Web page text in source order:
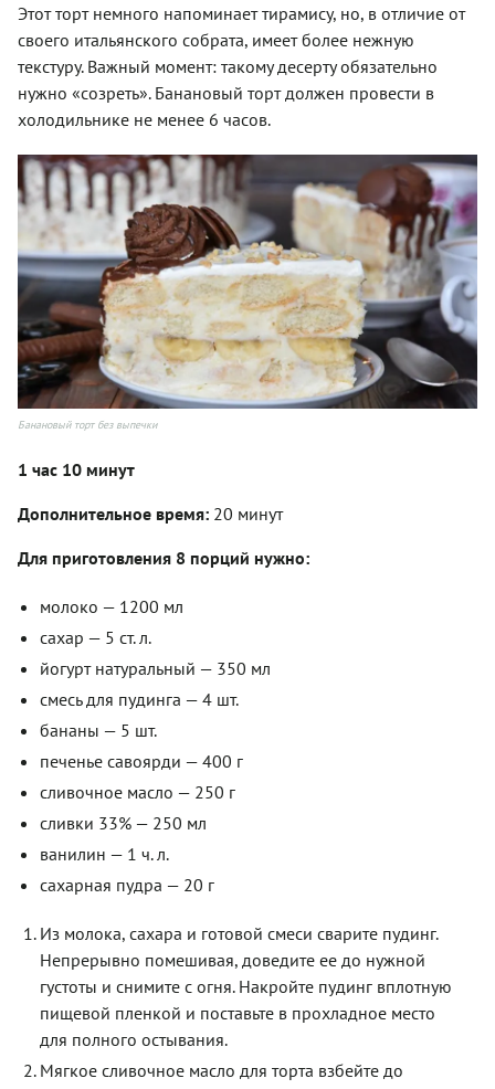
Этот торт немного напоминает тирамису, но, в отличие от
своего итальянского собрата, имеет более нежную
текстуру. Важный момент: такому десерту обязательно
нужно «созреть». Банановый торт должен провести в
холодильнике не менее 6 часов.
Банановый торт без выпечки
1 час 10 минут
Дополнительное время: 20 минут
Для приготовления 8 порций нужно:
молоко — 1200 мл
сахар — 5 ст. л.
йогурт натуральный — 350 мл
смесь для пудинга — 4 шт.
бананы — 5 шт.
печенье савоярди — 400 г
сливочное масло — 250 г
сливки 33% — 250 мл
ванилин — 1 ч. л.
сахарная пудра — 20 г
Из молока, сахара и готовой смеси сварите пудинг.
Непрерывно помешивая, доведите ее до нужной
густоты и снимите с огня. Накройте пудинг вплотную
пищевой пленкой и поставьте в прохладное место
для полного остывания.
Мягкое сливочное масло для торта взбейте до